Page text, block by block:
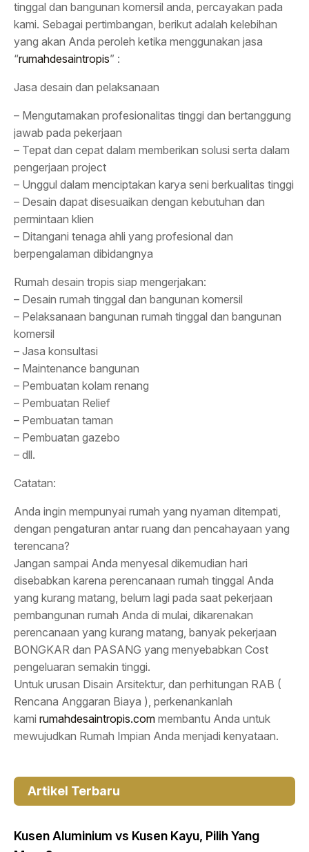
tinggal dan bangunan komersil anda, percayakan pada
kami. Sebagai pertimbangan, berikut adalah kelebihan
yang akan Anda peroleh ketika menggunakan jasa
“rumahdesaintropis” :
Jasa desain dan pelaksanaan
– Mengutamakan profesionalitas tinggi dan bertanggung
jawab pada pekerjaan
– Tepat dan cepat dalam memberikan solusi serta dalam
pengerjaan project
– Unggul dalam menciptakan karya seni berkualitas tinggi
– Desain dapat disesuaikan dengan kebutuhan dan
permintaan klien
– Ditangani tenaga ahli yang profesional dan
berpengalaman dibidangnya
Rumah desain tropis siap mengerjakan:
– Desain rumah tinggal dan bangunan komersil
– Pelaksanaan bangunan rumah tinggal dan bangunan
komersil
– Jasa konsultasi
– Maintenance bangunan
– Pembuatan kolam renang
– Pembuatan Relief
– Pembuatan taman
– Pembuatan gazebo
– dll.
Catatan:
Anda ingin mempunyai rumah yang nyaman ditempati,
dengan pengaturan antar ruang dan pencahayaan yang
terencana?
Jangan sampai Anda menyesal dikemudian hari
disebabkan karena perencanaan rumah tinggal Anda
yang kurang matang, belum lagi pada saat pekerjaan
pembangunan rumah Anda di mulai, dikarenakan
perencanaan yang kurang matang, banyak pekerjaan
BONGKAR dan PASANG yang menyebabkan Cost
pengeluaran semakin tinggi.
Untuk urusan Disain Arsitektur, dan perhitungan RAB (
Rencana Anggaran Biaya ), perkenankanlah
kami rumahdesaintropis.com membantu Anda untuk
mewujudkan Rumah Impian Anda menjadi kenyataan.
Artikel Terbaru
Kusen Aluminium vs Kusen Kayu, Pilih Yang